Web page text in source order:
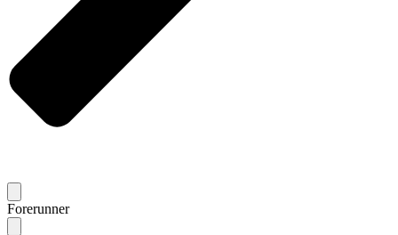
Forerunner